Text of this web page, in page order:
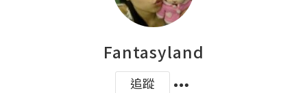
Fantasyland
追蹤